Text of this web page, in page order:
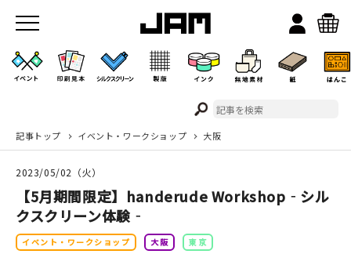
JAMのこと
お店/ワークスペース
記事トップ イベント・ワークショップ 大阪
2023/05/02（火）
【5月期間限定】handerude Workshop‐シル
クスクリーン体験‐
イベント・ワークショップ 大阪 東京